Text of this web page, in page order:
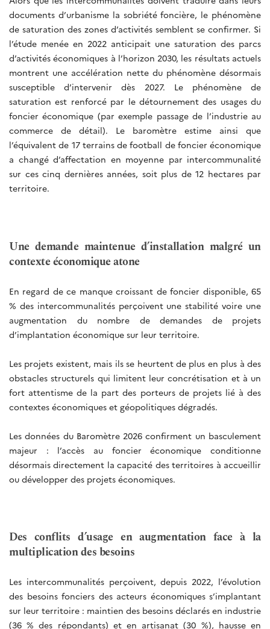
documents d’urbanisme la sobriété foncière, le phénomène
de saturation des zones d’activités semblent se confirmer. Si
l’étude menée en 2022 anticipait une saturation des parcs
d’activités économiques à l’horizon 2030, les résultats actuels
montrent une accélération nette du phénomène désormais
susceptible d’intervenir dès 2027. Le phénomène de
saturation est renforcé par le détournement des usages du
foncier économique (par exemple passage de l’industrie au
commerce de détail). Le baromètre estime ainsi que
l’équivalent de 17 terrains de football de foncier économique
a changé d’affectation en moyenne par intercommunalité
sur ces cinq dernières années, soit plus de 12 hectares par
territoire.
Une demande maintenue d’installation malgré un
contexte économique atone
En regard de ce manque croissant de foncier disponible, 65
% des intercommunalités perçoivent une stabilité voire une
augmentation du nombre de demandes de projets
d’implantation économique sur leur territoire.
Les projets existent, mais ils se heurtent de plus en plus à des
obstacles structurels qui limitent leur concrétisation et à un
fort attentisme de la part des porteurs de projets lié à des
contextes économiques et géopolitiques dégradés.
Les données du Baromètre 2026 confirment un basculement
majeur : l’accès au foncier économique conditionne
désormais directement la capacité des territoires à accueillir
ou développer des projets économiques.
Des conflits d’usage en augmentation face à la
multiplication des besoins
Les intercommunalités perçoivent, depuis 2022, l’évolution
des besoins fonciers des acteurs économiques s’implantant
sur leur territoire : maintien des besoins déclarés en industrie
(36 % des répondants) et en artisanat (30 %), hausse en